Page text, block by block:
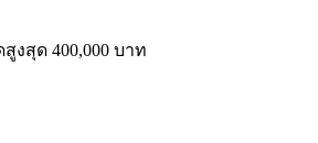
งสุด 400,000 บาท